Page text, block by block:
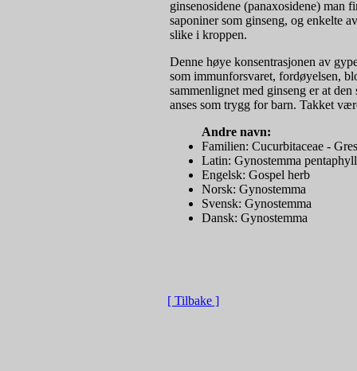
ginsenosidene (panaxosidene) man
saponiner som ginseng, og enkelte
slike i kroppen.
Denne høye konsentrasjonen av
som immunforsvaret, fordøyelsen,
sammenlignet med ginseng er at
anses som trygg for barn. Takket
Andre navn:
Familien: Cucurbitaceae -
Latin: Gynostemma
Engelsk: Gospel herb
Norsk: Gynostemma
Svensk: Gynostemma
Dansk: Gynostemma
[ Tilbake ]